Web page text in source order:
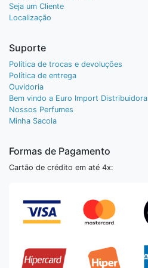
Seja um Cliente
Localização
Suporte
Política de trocas e devoluções
Política de entrega
Ouvidoria
Bem vindo a Euro Import Distribuidora
Nossos Perfumes
Minha Sacola
Formas de Pagamento
Cartão de crédito em até 4x: